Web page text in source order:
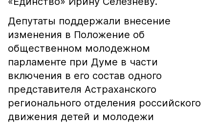
Депутаты поддержали внесение
изменения в Положение об
общественном молодежном
парламенте при Думе в части
включения в его состав одного
представителя Астраханского
регионального отделения российского
движения детей и молодежи